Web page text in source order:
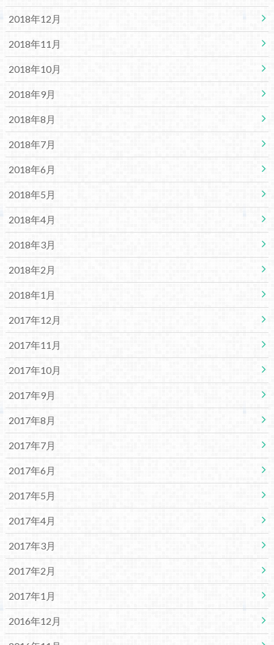
2018年12月
2018年11月
2018年10月
2018年9月
2018年8月
2018年7月
2018年6月
2018年5月
2018年4月
2018年3月
2018年2月
2018年1月
2017年12月
2017年11月
2017年10月
2017年9月
2017年8月
2017年7月
2017年6月
2017年5月
2017年4月
2017年3月
2017年2月
2017年1月
2016年12月